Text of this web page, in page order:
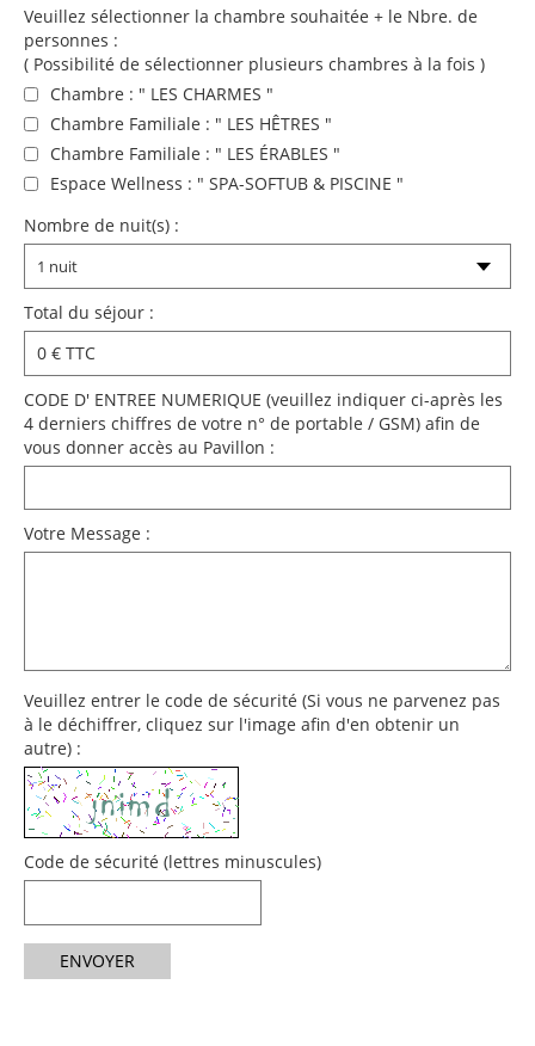
Veuillez sélectionner la chambre souhaitée + le Nbre. de
personnes :
( Possibilité de sélectionner plusieurs chambres à la fois )
Chambre : " LES CHARMES "
Chambre Familiale : " LES HÊTRES "
Chambre Familiale : " LES ÉRABLES "
Espace Wellness : " SPA-SOFTUB & PISCINE "
Nombre de nuit(s) :
Total du séjour :
CODE D' ENTREE NUMERIQUE (veuillez indiquer ci-après les
4 derniers chiffres de votre n° de portable / GSM) afin de
vous donner accès au Pavillon :
Votre Message :
Veuillez entrer le code de sécurité (Si vous ne parvenez pas
à le déchiffrer, cliquez sur l'image afin d'en obtenir un
autre) :
Code de sécurité (lettres minuscules)
ENVOYER